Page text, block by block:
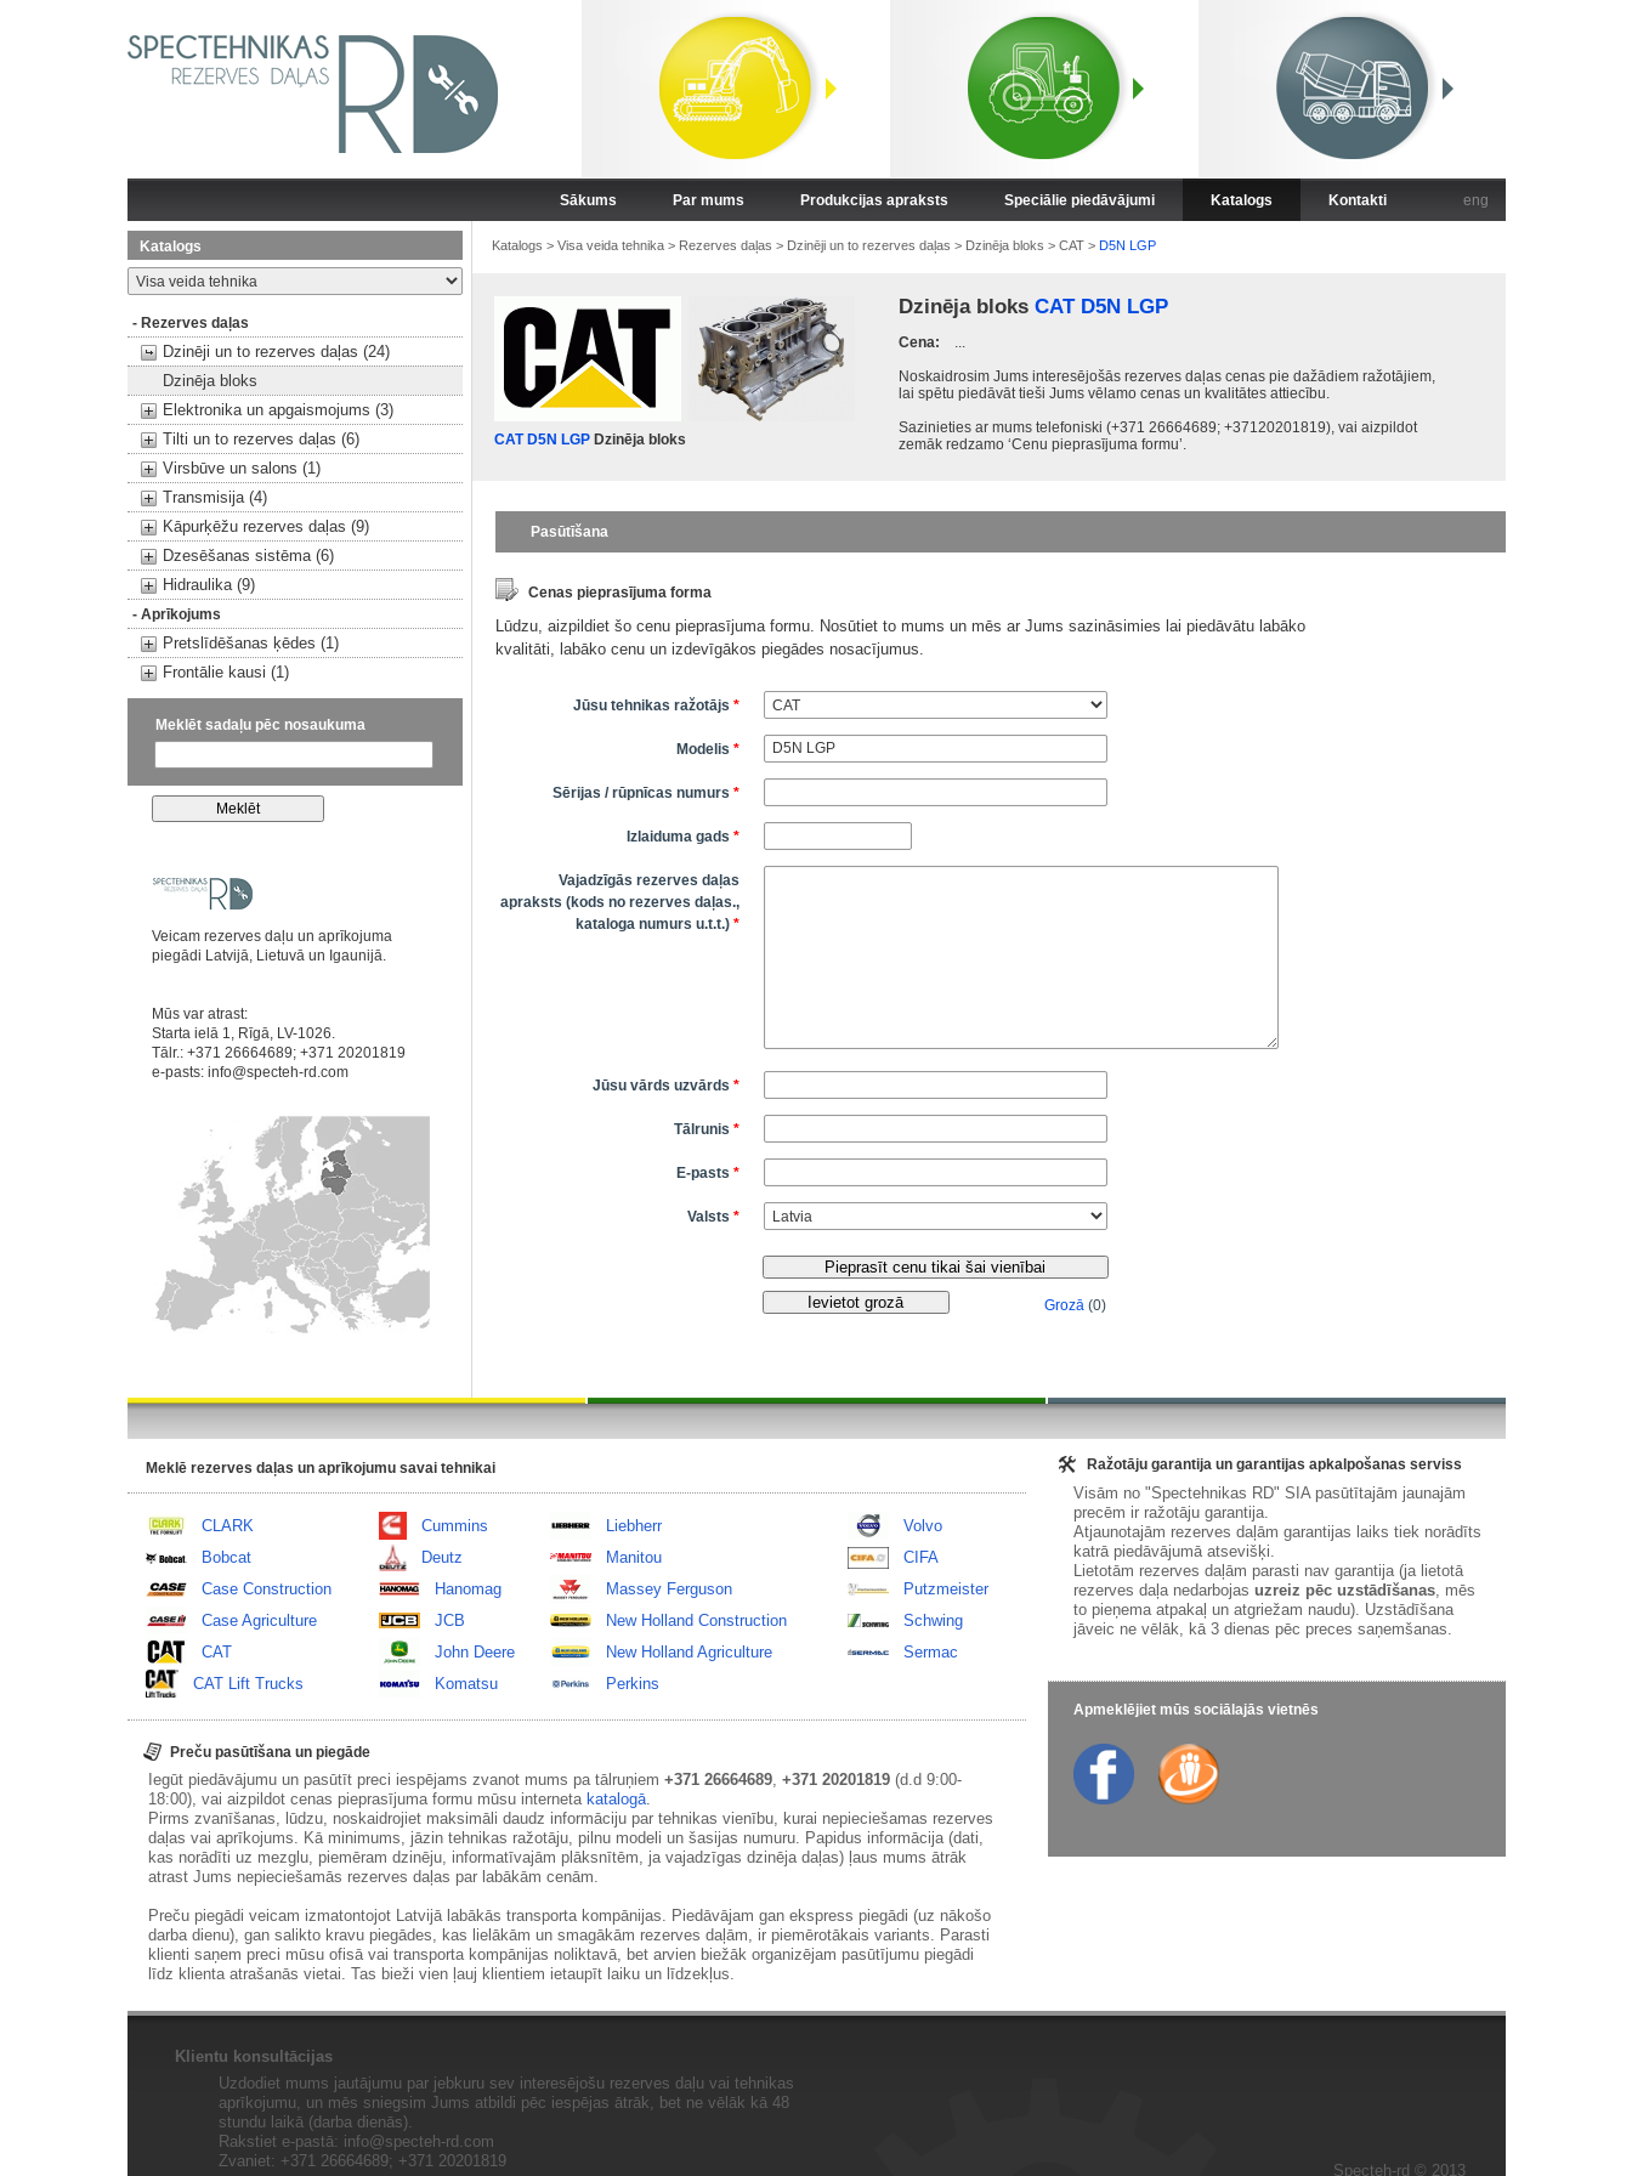
Sākums Par mums Produkcijas apraksts Speciālie piedāvājumi Katalogs Kontakti eng
Katalogs
- Rezerves daļas
Dzinēji un to rezerves daļas (24)
Dzinēja bloks
Elektronika un apgaismojums (3)
Tilti un to rezerves daļas (6)
Virsbūve un salons (1)
Transmisija (4)
Kāpurķēžu rezerves daļas (9)
Dzesēšanas sistēma (6)
Hidraulika (9)
- Aprīkojums
Pretslīdēšanas ķēdes (1)
Frontālie kausi (1)
Meklēt sadaļu pēc nosaukuma
Veicam rezerves daļu un aprīkojuma
piegādi Latvijā, Lietuvā un Igaunijā.
Mūs var atrast:
Starta ielā 1, Rīgā, LV-1026.
Tālr.: +371 26664689; +371 20201819
e-pasts: info@specteh-rd.com
Katalogs > Visa veida tehnika> Rezerves daļas > Dzinēji un to rezerves daļas > Dzinēja bloks > CAT> D5N LGP
CAT D5N LGPDzinēja bloks
Dzinēja bloks CAT D5N LGP
Cena: ...
Noskaidrosim Jums interesējošās rezerves daļas cenas pie dažādiem ražotājiem,
lai spētu piedāvāt tieši Jums vēlamo cenas un kvalitātes attiecību.
Sazinieties ar mums telefoniski (+371 26664689; +37120201819), vai aizpildot
zemāk redzamo ‘Cenu pieprasījuma formu’.
Pasūtīšana
Cenas pieprasījuma forma
Lūdzu, aizpildiet šo cenu pieprasījuma formu. Nosūtiet to mums un mēs ar Jums sazināsimies lai piedāvātu labāko
kvalitāti, labāko cenu un izdevīgākos piegādes nosacījumus.
Jūsu tehnikas ražotājs *
Modelis *
Sērijas / rūpnīcas numurs *
Izlaiduma gads *
Vajadzīgās rezerves daļas
apraksts (kods no rezerves daļas.,
kataloga numurs u.t.t.) *
Jūsu vārds uzvārds *
Tālrunis *
E-pasts *
Valsts *
Grozā(0)
Meklē rezerves daļas un aprīkojumu savai tehnikai
CLARK
Bobcat
Case Construction
Case Agriculture
CAT
CAT Lift Trucks
Cummins
Deutz
Hanomag
JCB
John Deere
Komatsu
Liebherr
Manitou
Massey Ferguson
New Holland Construction
New Holland Agriculture
Perkins
Volvo
CIFA
Putzmeister
Schwing
Sermac
Preču pasūtīšana un piegāde
Iegūt piedāvājumu un pasūtīt preci iespējams zvanot mums pa tālruņiem +371 26664689, +371 20201819(d.d 9:00-
18:00), vai aizpildot cenas pieprasījuma formu mūsu interneta katalogā.
Pirms zvanīšanas, lūdzu, noskaidrojiet maksimāli daudz informāciju par tehnikas vienību, kurai nepieciešamas rezerves
daļas vai aprīkojums. Kā minimums, jāzin tehnikas ražotāju, pilnu modeli un šasijas numuru. Papidus informācija (dati,
kas norādīti uz mezglu, piemēram dzinēju, informatīvajām plāksnītēm, ja vajadzīgas dzinēja daļas) ļaus mums ātrāk
atrast Jums nepieciešamās rezerves daļas par labākām cenām.
Preču piegādi veicam izmatontojot Latvijā labākās transporta kompānijas. Piedāvājam gan ekspress piegādi (uz nākošo
darba dienu), gan salikto kravu piegādes, kas lielākām un smagākām rezerves daļām, ir piemērotākais variants. Parasti
klienti saņem preci mūsu ofisā vai transporta kompānijas noliktavā, bet arvien biežāk organizējam pasūtījumu piegādi
līdz klienta atrašanās vietai. Tas bieži vien ļauj klientiem ietaupīt laiku un līdzekļus.
Ražotāju garantija un garantijas apkalpošanas serviss
Visām no "Spectehnikas RD" SIA pasūtītajām jaunajām
precēm ir ražotāju garantija.
Atjaunotajām rezerves daļām garantijas laiks tiek norādīts
katrā piedāvājumā atsevišķi.
Lietotām rezerves daļām parasti nav garantija (ja lietotā
rezerves daļa nedarbojas uzreiz pēc uzstādīšanas, mēs
to pieņema atpakaļ un atgriežam naudu). Uzstādīšana
jāveic ne vēlāk, kā 3 dienas pēc preces saņemšanas.
Apmeklējiet mūs sociālajās vietnēs
Klientu konsultācijas
Uzdodiet mums jautājumu par jebkuru sev interesējošu rezerves daļu vai tehnikas
aprīkojumu, un mēs sniegsim Jums atbildi pēc iespējas ātrāk, bet ne vēlāk kā 48
stundu laikā (darba dienās).
Rakstiet e-pastā: info@specteh-rd.com
Zvaniet: +371 26664689; +371 20201819
Specteh-rd © 2013